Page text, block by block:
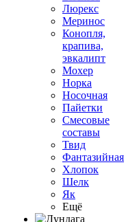
Люрекс
Меринос
Конопля,
крапива,
эвкалипт
Мохер
Норка
Носочная
Пайетки
Смесовые
составы
Твид
Фантазийная
Хлопок
Шелк
Як
Ещё